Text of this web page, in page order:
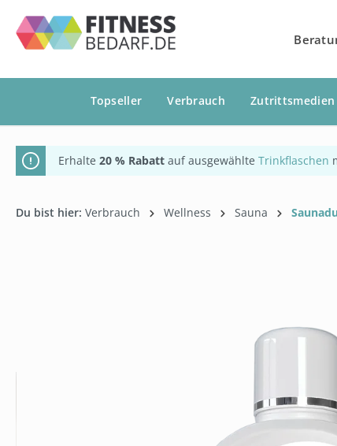
Zur Hauptnavigation springen
Topseller Verbrauch Zutrittsmedien
Erhalte 20 % Rabatt auf ausgewählte Trinkflaschen
Du bist hier: Verbrauch Wellness Sauna